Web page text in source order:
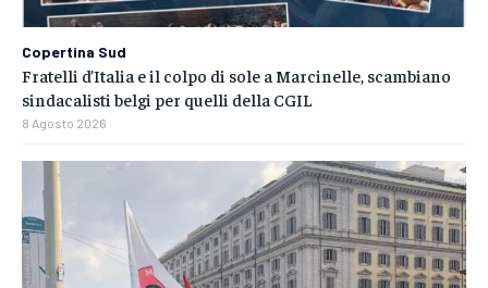
Copertina Sud
Fratelli d’Italia e il colpo di sole a Marcinelle, scambiano
sindacalisti belgi per quelli della CGIL
8 Agosto 2026